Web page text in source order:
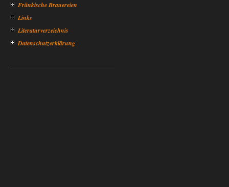
Fränkische Brauereien
Links
Literaturverzeichnis
Datenschutzerklärung